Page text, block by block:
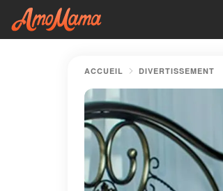
ACCUEIL DIVERTISSEMENT